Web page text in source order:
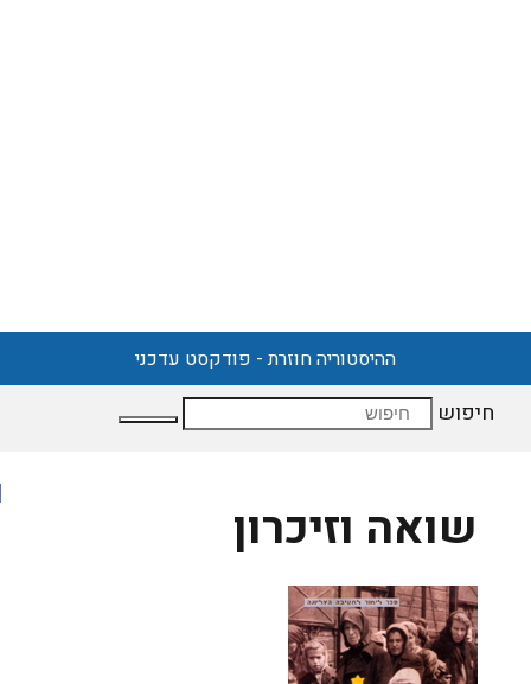
ההיסטוריה חוזרת - פודקסט עדכני
חיפוש
שואה וזיכרון